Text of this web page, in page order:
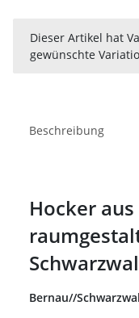
x
Dieser Artikel hat
gewünschte
Beschreibung
Hocker
Bernau//